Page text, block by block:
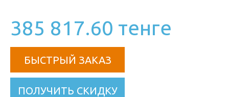
385 817.60 тенге
БЫСТРЫЙ ЗАКАЗ
ПОЛУЧИТЬ СКИДКУ